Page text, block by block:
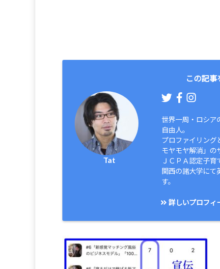
この記
Tat
世界一周・ロシア
自由人。
プロファイリング
モヤモヤ解消」の
ＪＣＰＡ認定子
関西の諸大学にて
す。
詳しいプロフィ